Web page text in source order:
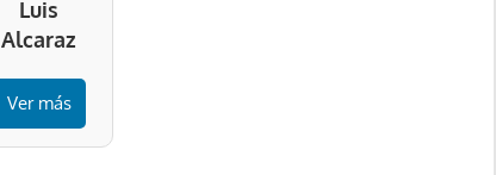
Luis
Alcaraz
Ver más